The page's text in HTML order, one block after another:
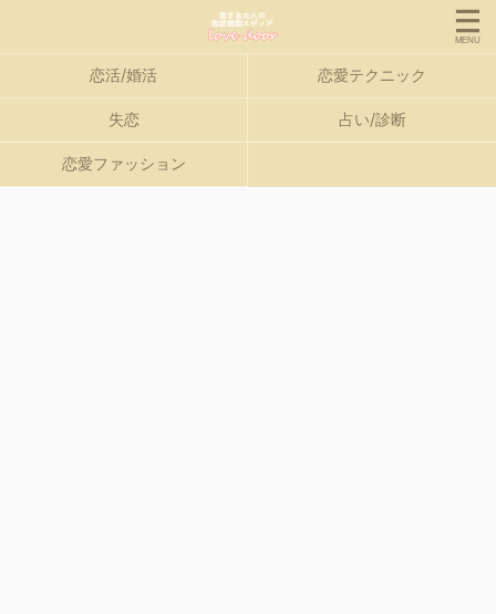
恋活/婚活 恋愛テクニック
失恋 占い/診断
恋愛ファッション